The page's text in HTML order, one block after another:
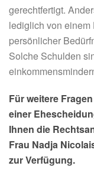
gerechtfertigt.
lediglich von einem
persönlicher
Solche Schulden
Für weitere
einer
Ihnen die
Frau Nadja
zur Verfügung.